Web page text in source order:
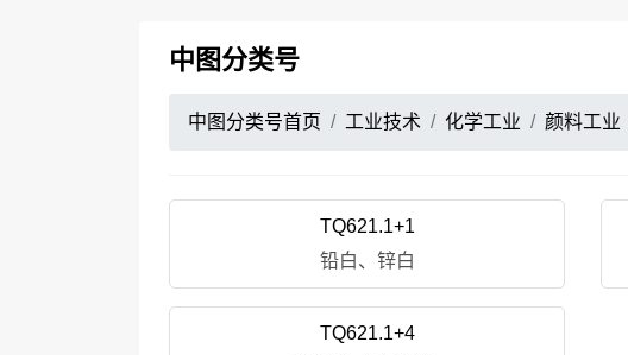
中图分类号
中图分类号首页 工业技术 化学工业 颜料工业
TQ621.1+1
铅白、锌白
TQ621.1+4